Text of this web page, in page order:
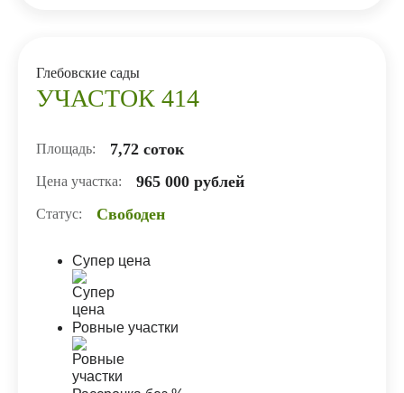
Глебовские сады
УЧАСТОК 414
Площадь: 7,72 соток
Цена участка: 965 000 рублей
Статус: Свободен
Супер цена
Ровные участки